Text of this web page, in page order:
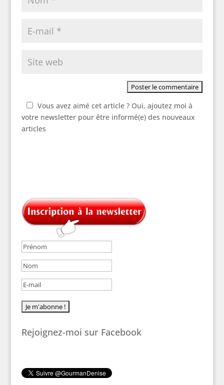
Vous avez aimé cet article ? Oui, ajoutez moi à
votre newsletter pour être informé(e) des nouveaux
articles
Rejoignez-moi sur Facebook